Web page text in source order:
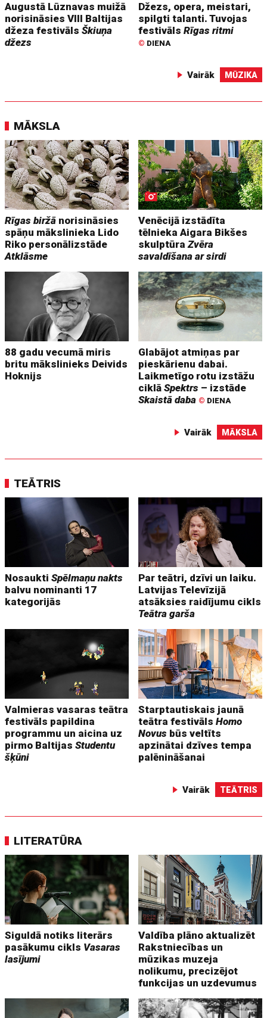
Augustā Lūznavas muižā
norisināsies VIII Baltijas
džeza festivālsŠkiuņa
džezs
Džezs, opera, meistari,
spilgti talanti. Tuvojas
festivālsRīgas ritmi
© DIENA
Vairāk MŪZIKA
MĀKSLA
Rīgas biržā norisināsies
spāņu mākslinieka Lido
Riko personālizstāde
Atklāsme
Venēcijā izstādīta
tēlnieka Aigara Bikšes
skulptūraZvēra
savaldīšana ar sirdi
88 gadu vecumā miris
britu mākslinieks Deivids
Hoknijs
Glabājot atmiņas par
pieskārienu dabai.
Laikmetīgo rotu izstāžu
ciklāSpektrs – izstāde
Skaistā daba © DIENA
Vairāk MĀKSLA
TEĀTRIS
NosauktiSpēlmaņu nakts
balvu nominanti 17
kategorijās
Par teātri, dzīvi un laiku.
Latvijas Televīzijā
atsāksies raidījumu cikls
Teātra garša
Valmieras vasaras teātra
festivāls papildina
programmu un aicina uz
pirmo BaltijasStudentu
šķūni
Starptautiskais jaunā
teātra festivālsHomo
Novus būs veltīts
apzinātai dzīves tempa
palēnināšanai
Vairāk TEĀTRIS
LITERATŪRA
Siguldā notiks literārs
pasākumu cikls Vasaras
lasījumi
Valdība plāno aktualizēt
Rakstniecības un
mūzikas muzeja
nolikumu, precizējot
funkcijas un uzdevumus